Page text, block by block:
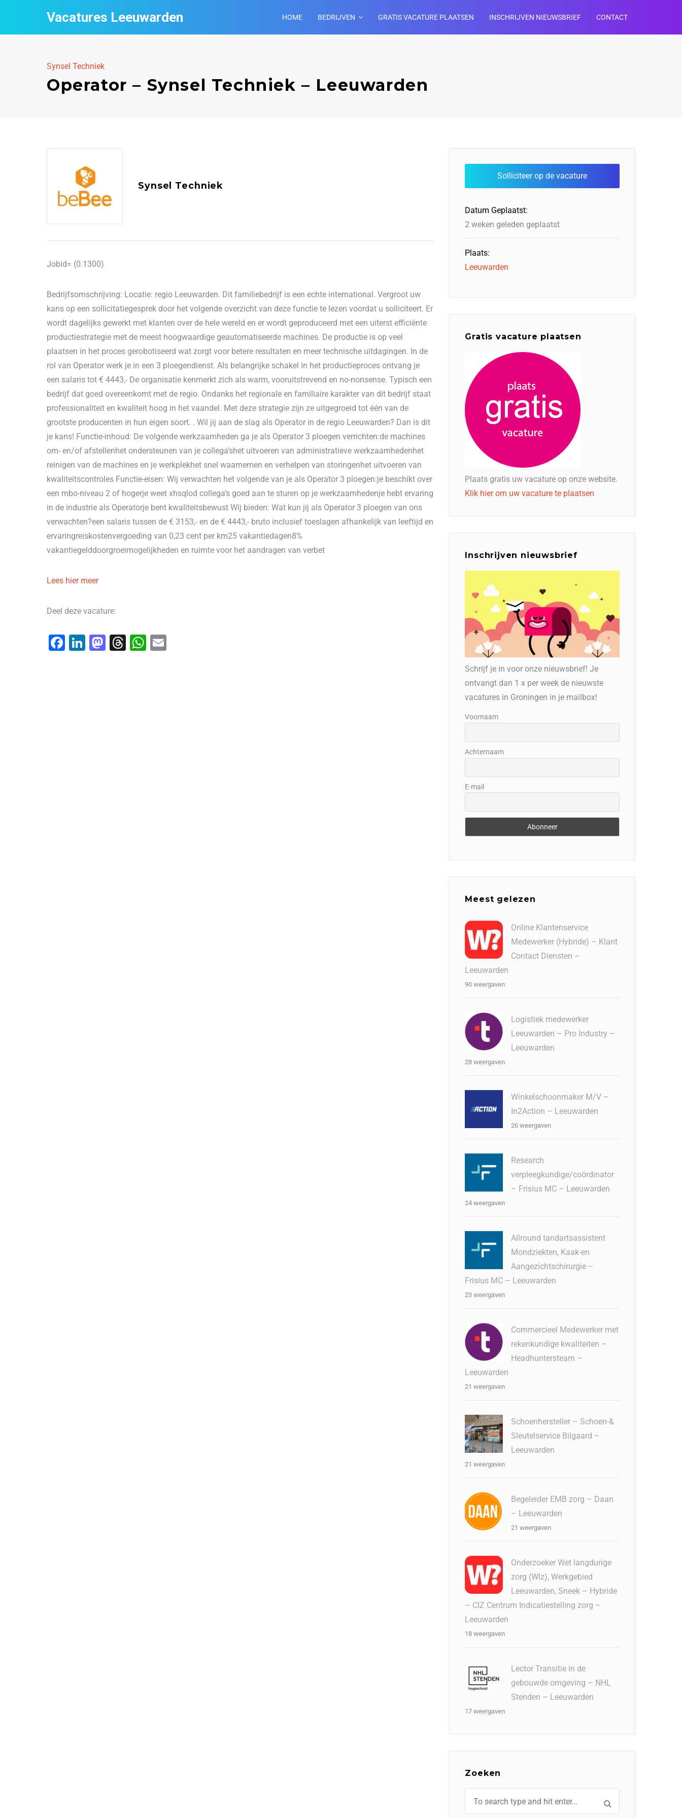
Vacatures Leeuwarden HOME BEDRIJVEN GRATIS VACATURE PLAATSEN INSCHRIJVEN NIEUWSBRIEF CONTACT
Synsel Techniek
Operator – Synsel Techniek – Leeuwarden
Synsel Techniek
Jobid= (0.1300)
Bedrijfsomschrijving: Locatie: regio Leeuwarden. Dit familiebedrijf is een echte international. Vergroot uw
kans op een sollicitatiegesprek door het volgende overzicht van deze functie te lezen voordat u solliciteert. Er
wordt dagelijks gewerkt met klanten over de hele wereld en er wordt geproduceerd met een uiterst efficiënte
productiestrategie met de meest hoogwaardige geautomatiseerde machines. De productie is op veel
plaatsen in het proces gerobotiseerd wat zorgt voor betere resultaten en meer technische uitdagingen. In de
rol van Operator werk je in een 3 ploegendienst. Als belangrijke schakel in het productieproces ontvang je
een salaris tot € 4443,- De organisatie kenmerkt zich als warm, vooruitstrevend en no-nonsense. Typisch een
bedrijf dat goed overeenkomt met de regio. Ondanks het regionale en familiaire karakter van dit bedrijf staat
professionaliteit en kwaliteit hoog in het vaandel. Met deze strategie zijn ze uitgegroeid tot één van de
grootste producenten in hun eigen soort. . Wil jij aan de slag als Operator in de regio Leeuwarden? Dan is dit
je kans! Functie-inhoud: De volgende werkzaamheden ga je als Operator 3 ploegen verrichten:de machines
om- en/of afstellenhet ondersteunen van je collega’shet uitvoeren van administratieve werkzaamhedenhet
reinigen van de machines en je werkplekhet snel waarnemen en verhelpen van storingenhet uitvoeren van
kwaliteitscontroles Functie-eisen: Wij verwachten het volgende van je als Operator 3 ploegen:je beschikt over
een mbo-niveau 2 of hogerje weet xhsqlod collega’s goed aan te sturen op je werkzaamhedenje hebt ervaring
in de industrie als Operatorje bent kwaliteitsbewust Wij bieden: Wat kun jij als Operator 3 ploegen van ons
verwachten?een salaris tussen de € 3153,- en de € 4443,- bruto inclusief toeslagen afhankelijk van leeftijd en
ervaringreiskostenvergoeding van 0,23 cent per km25 vakantiedagen8%
vakantiegelddoorgroeimogelijkheden en ruimte voor het aandragen van verbet
Lees hier meer
Deel deze vacature:
F
Li
M T
W
Datum Geplaatst:
2 weken geleden geplaatst
Plaats:
Leeuwarden
Gratis vacature plaatsen
Plaats gratis uw vacature op onze website.
Klik hier om uw vacature te plaatsen
Inschrijven nieuwsbrief
Schrijf je in voor onze nieuwsbrief! Je
ontvangt dan 1 x per week de nieuwste
vacatures in Groningen in je mailbox!
Voornaam
Achternaam
E-mail
Meest gelezen
Online Klantenservice
Medewerker (Hybride) – Klant
Contact Diensten –
Leeuwarden
90 weergaven
Logistiek medewerker
Leeuwarden – Pro Industry –
Leeuwarden
28 weergaven
Winkelschoonmaker M/V –
In2Action – Leeuwarden
26 weergaven
Research
verpleegkundige/coördinator
– Frisius MC – Leeuwarden
24 weergaven
Allround tandartsassistent
Mondziekten, Kaak-en
Aangezichtschirurgie –
Frisius MC – Leeuwarden
23 weergaven
Commercieel Medewerker met
rekenkundige kwaliteiten –
Headhuntersteam –
Leeuwarden
21 weergaven
Schoenhersteller – Schoen-&
Sleutelservice Bilgaard –
Leeuwarden
21 weergaven
Begeleider EMB zorg – Daan
– Leeuwarden
21 weergaven
Onderzoeker Wet langdurige
zorg (Wlz), Werkgebied
Leeuwarden, Sneek – Hybride
– CIZ Centrum Indicatiestelling zorg –
Leeuwarden
18 weergaven
Lector Transitie in de
gebouwde omgeving – NHL
Stenden – Leeuwarden
17 weergaven
Zoeken